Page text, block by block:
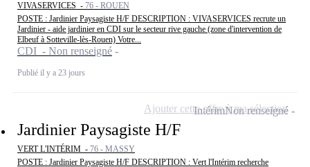
VIVASERVICES - 76 - ROUEN
POSTE : Jardinier Paysagiste H/F DESCRIPTION : VIVASERVICES recrute un
Jardinier - aide jardinier en CDI sur le secteur rive gauche (zone d'intervention de
Elbeuf à Sotteville-lès-Rouen) Votre...
CDI - Non renseigné
Publié il y a 23 jours
Jardinier Paysagiste H/F
VERT L'INTÉRIM - 76 - MASSY
POSTE : Jardinier Paysagiste H/F DESCRIPTION : Vert l'Intérim recherche
IntérimNon renseigné
Ajouter cette offre à ma sélection